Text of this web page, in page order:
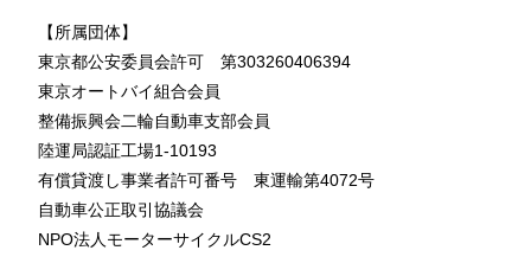
【所属団体】
東京都公安委員会許可 第303260406394
東京オートバイ組合会員
整備振興会二輪自動車支部会員
陸運局認証工場1-10193
有償貸渡し事業者許可番号 東運輸第4072号
自動車公正取引協議会
NPO法人モーターサイクルCS2